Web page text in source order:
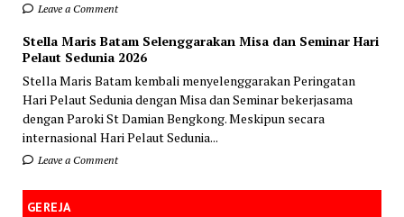
Leave a Comment
Stella Maris Batam Selenggarakan Misa dan Seminar Hari
Pelaut Sedunia 2026
Stella Maris Batam kembali menyelenggarakan Peringatan
Hari Pelaut Sedunia dengan Misa dan Seminar bekerjasama
dengan Paroki St Damian Bengkong. Meskipun secara
internasional Hari Pelaut Sedunia...
Leave a Comment
GEREJA